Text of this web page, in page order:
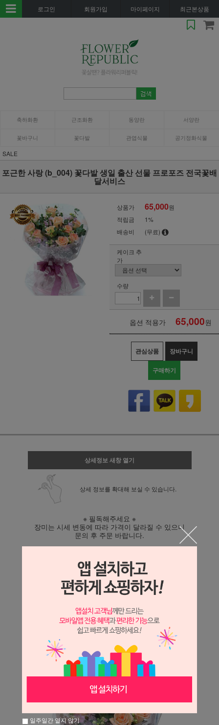
로그인 회원가입 마이페이지 최근본상품
축하화환 근조화환 동양란 서양란
꽃바구니 꽃다발 관엽식물 공기정화식물
SALE
포근한 사랑 (b_004) 꽃다발 생일 출산 선물 프로포즈 전국꽃배
달서비스
상품가 65,000원
적립금
1%
배송비
(무료)
케이크 추
가
수량
옵션 적용가 65,000원
관심상품 장바구니
구매하기
상세정보 새창 열기
상세 정보를 확대해 보실 수 있습니다.
※ 필독해주세요 ※
장미는 시세 변동에 따라 가격이 달라질 수 있으니
문의 후 주문 바랍니다.
일주일간 열지 않기